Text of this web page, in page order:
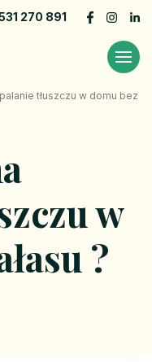
270 891
tłuszczu w domu bez
w
?